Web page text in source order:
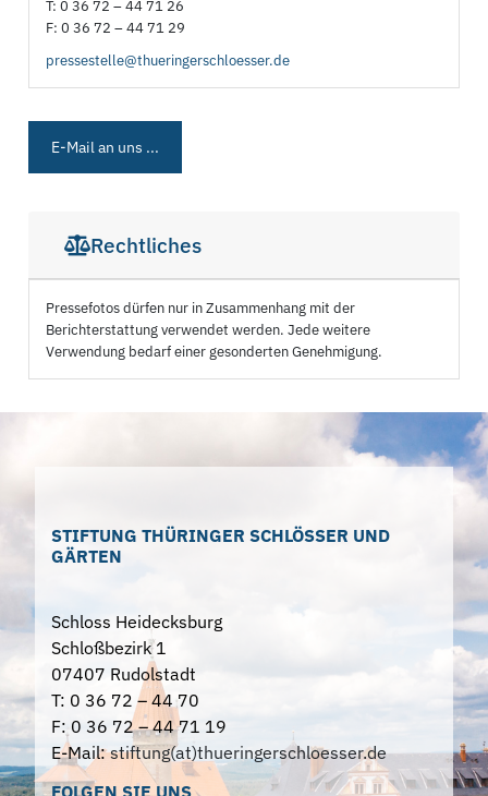
T: 0 36 72 – 44 71 26
F: 0 36 72 – 44 71 29
pressestelle@thueringerschloesser.de
E-Mail an uns ...
Rechtliches
Pressefotos dürfen nur in Zusammenhang mit der
Berichterstattung verwendet werden. Jede weitere
Verwendung bedarf einer gesonderten Genehmigung.
STIFTUNG THÜRINGER SCHLÖSSER UND
GÄRTEN
Schloss Heidecksburg
Schloßbezirk 1
07407 Rudolstadt
T: 0 36 72 – 44 70
F: 0 36 72 – 44 71 19
E-Mail:stiftung(at)thueringerschloesser.de
FOLGEN SIE UNS